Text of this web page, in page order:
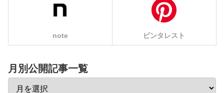
note ピンタレスト
月別公開記事一覧